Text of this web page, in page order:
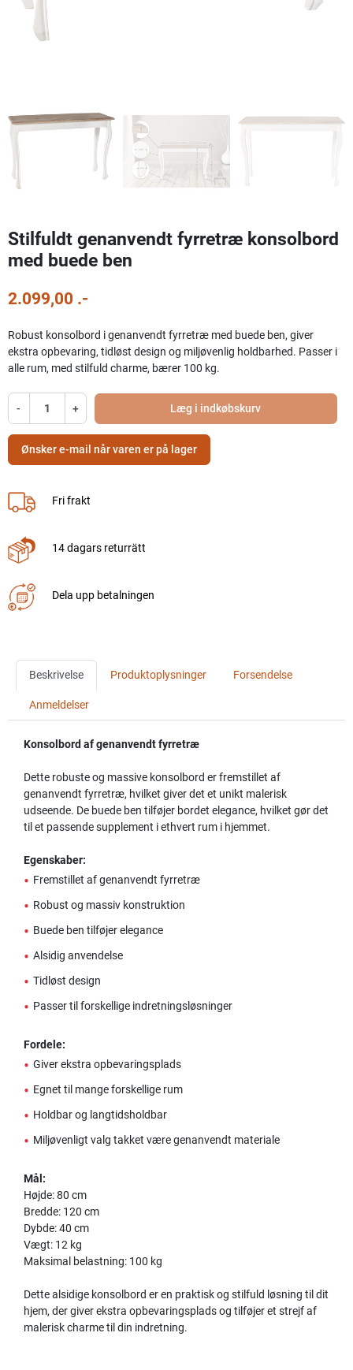
Stilfuldt genanvendt fyrretræ konsolbord
med buede ben
2.099,00 .-
Robust konsolbord i genanvendt fyrretræ med buede ben, giver
ekstra opbevaring, tidløst design og miljøvenlig holdbarhed. Passer i
alle rum, med stilfuld charme, bærer 100 kg.
- + Læg i indkøbskurv
Ønsker e-mail når varen er på lager
Fri frakt
14 dagars returrätt
Dela upp betalningen
Beskrivelse Produktoplysninger Forsendelse
Anmeldelser
Konsolbord af genanvendt fyrretræ
Dette robuste og massive konsolbord er fremstillet af
genanvendt fyrretræ, hvilket giver det et unikt malerisk
udseende. De buede ben tilføjer bordet elegance, hvilket gør det
til et passende supplement i ethvert rum i hjemmet.
Egenskaber:
• Fremstillet af genanvendt fyrretræ
• Robust og massiv konstruktion
• Buede ben tilføjer elegance
• Alsidig anvendelse
• Tidløst design
• Passer til forskellige indretningsløsninger
Fordele:
• Giver ekstra opbevaringsplads
• Egnet til mange forskellige rum
• Holdbar og langtidsholdbar
• Miljøvenligt valg takket være genanvendt materiale
Mål:
Højde: 80 cm
Bredde: 120 cm
Dybde: 40 cm
Vægt: 12 kg
Maksimal belastning: 100 kg
Dette alsidige konsolbord er en praktisk og stilfuld løsning til dit
hjem, der giver ekstra opbevaringsplads og tilføjer et strejf af
malerisk charme til din indretning.